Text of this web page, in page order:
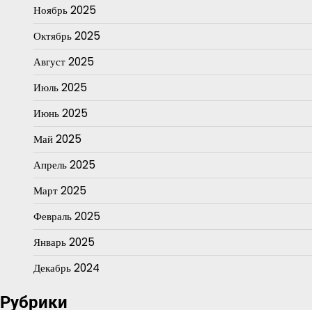
Ноябрь 2025
Октябрь 2025
Август 2025
Июль 2025
Июнь 2025
Май 2025
Апрель 2025
Март 2025
Февраль 2025
Январь 2025
Декабрь 2024
Рубрики